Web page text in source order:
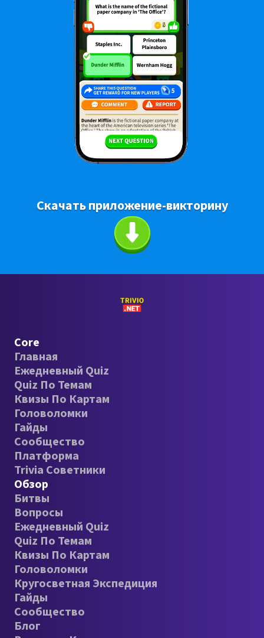
Скачать приложение-викторину
Core
Главная
Ежедневный Quiz
Quiz По Темам
Квизы По Картам
Головоломки
Гайды
Сообщество
Платформа
Trivia Советники
Обзор
Битвы
Вопросы
Ежедневный Quiz
Quiz По Темам
Квизы По Картам
Головоломки
Кругосветная Экспедиция
Гайды
Сообщество
Блог